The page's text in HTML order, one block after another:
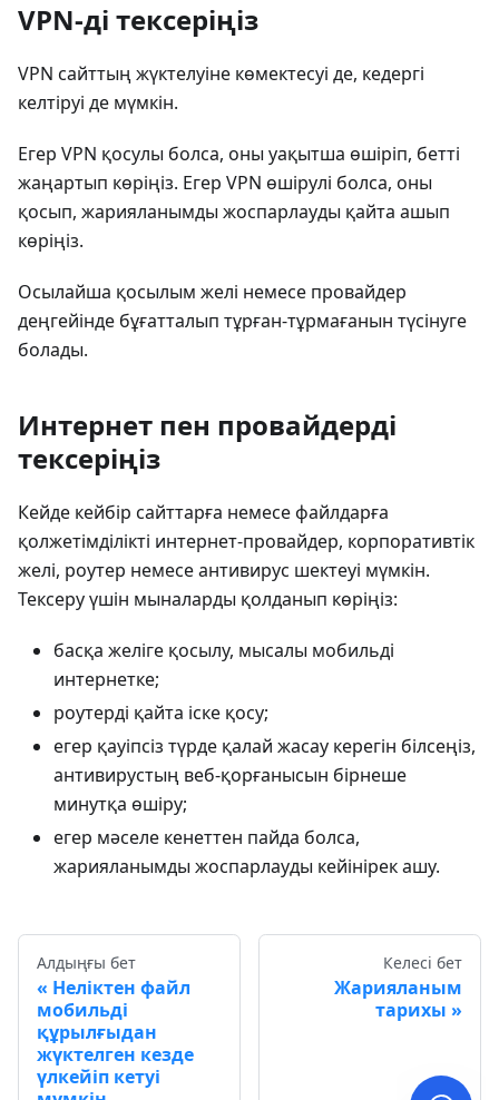
VPN-ді тексеріңіз
VPN сайттың жүктелуіне көмектесуі де, кедергі
келтіруі де мүмкін.
Егер VPN қосулы болса, оны уақытша өшіріп, бетті
жаңартып көріңіз. Егер VPN өшірулі болса, оны
қосып, жарияланымды жоспарлауды қайта ашып
көріңіз.
Осылайша қосылым желі немесе провайдер
деңгейінде бұғатталып тұрған-тұрмағанын түсінуге
болады.
Интернет пен провайдерді
тексеріңіз
Кейде кейбір сайттарға немесе файлдарға
қолжетімділікті интернет-провайдер, корпоративтік
желі, роутер немесе антивирус шектеуі мүмкін.
Тексеру үшін мыналарды қолданып көріңіз:
басқа желіге қосылу, мысалы мобильді
интернетке;
роутерді қайта іске қосу;
егер қауіпсіз түрде қалай жасау керегін білсеңіз,
антивирустың веб-қорғанысын бірнеше
минутқа өшіру;
егер мәселе кенеттен пайда болса,
жарияланымды жоспарлауды кейінірек ашу.
Алдыңғы бет
Неліктен файл
мобильді
құрылғыдан
жүктелген кезде
үлкейіп кетуі
Келесі бет
Жарияланым
тарихы